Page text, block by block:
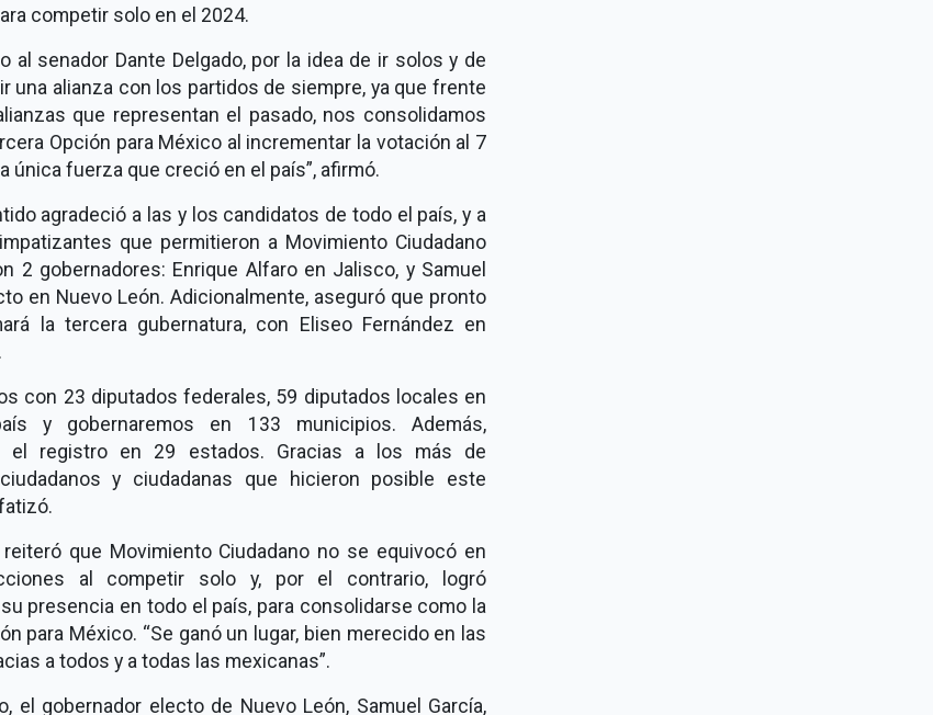
competir solo en el 2024.
al senador Dante Delgado, por la idea de ir solos y de
una alianza con los partidos de siempre, ya que frente
que representan el pasado, nos consolidamos
Opción para México al incrementar la votación al 7
única fuerza que creció en el país”, afirmó.
agradeció a las y los candidatos de todo el país, y a
que permitieron a Movimiento Ciudadano
2 gobernadores: Enrique Alfaro en Jalisco, y Samuel
en Nuevo León. Adicionalmente, aseguró que pronto
la tercera gubernatura, con Eliseo Fernández en
con 23 diputados federales, 59 diputados locales en
y gobernaremos en 133 municipios. Además,
el registro en 29 estados. Gracias a los más de
y ciudadanas que hicieron posible este
que Movimiento Ciudadano no se equivocó en
al competir solo y, por el contrario, logró
presencia en todo el país, para consolidarse como la
para México. “Se ganó un lugar, bien merecido en las
a todos y a todas las mexicanas”.
el gobernador electo de Nuevo León, Samuel García,